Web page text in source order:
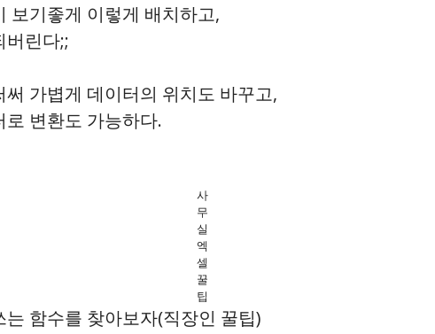
보기좋게 이렇게 배치하고,
버린다;;
써 가볍게 데이터의 위치도 바꾸고,
변환도 가능하다.
사
무
실
엑
셀
꿀
팁
함수를 찾아보자(직장인 꿀팁)